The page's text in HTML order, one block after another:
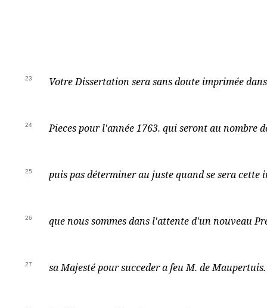
23 Votre Dissertation sera sans doute imprimée
24 Pieces pour l'année 1763. qui seront au nombre
25 puis pas déterminer au juste quand se sera cette
26 que nous sommes dans l'attente d'un nouveau
27 sa Majesté pour succeder a feu M. de Maupertuis.